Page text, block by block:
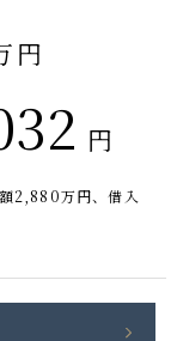
円
円
2,880万円、借入